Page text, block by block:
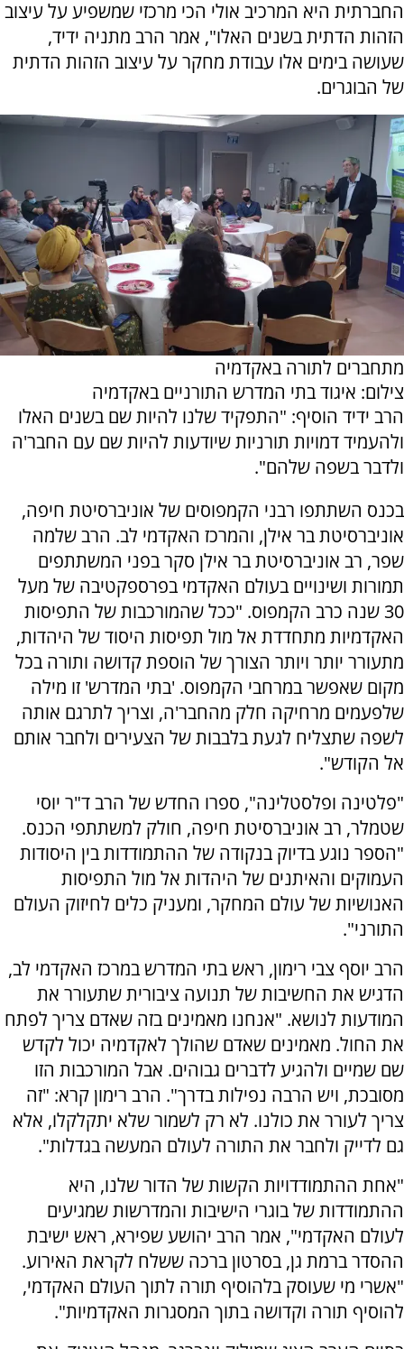
החברתית היא המרכיב אולי הכי מרכזי שמשפיע על עיצוב
הזהות הדתית בשנים האלו", אמר הרב מתניה ידיד,
שעושה בימים אלו עבודת מחקר על עיצוב הזהות הדתית
של הבוגרים.
מתחברים לתורה באקדמיה
צילום: איגוד בתי המדרש התורניים באקדמיה
הרב ידיד הוסיף: "התפקיד שלנו להיות שם בשנים האלו
ולהעמיד דמויות תורניות שיודעות להיות שם עם החבר'ה
ולדבר בשפה שלהם".
בכנס השתתפו רבני הקמפוסים של אוניברסיטת חיפה,
אוניברסיטת בר אילן, והמרכז האקדמי לב. הרב שלמה
שפר, רב אוניברסיטת בר אילן סקר בפני המשתתפים
תמורות ושינויים בעולם האקדמי בפרספקטיבה של מעל
30 שנה כרב הקמפוס. "ככל שהמורכבות של התפיסות
האקדמיות מתחדדת אל מול תפיסות היסוד של היהדות,
מתעורר יותר ויותר הצורך של הוספת קדושה ותורה בכל
מקום שאפשר במרחבי הקמפוס. 'בתי המדרש' זו מילה
שלפעמים מרחיקה חלק מהחבר'ה, וצריך לתרגם אותה
לשפה שתצליח לגעת בלבבות של הצעירים ולחבר אותם
אל הקודש".
"פלטינה ופלסטלינה", ספרו החדש של הרב ד"ר יוסי
שטמלר, רב אוניברסיטת חיפה, חולק למשתתפי הכנס.
"הספר נוגע בדיוק בנקודה של ההתמודדות בין היסודות
העמוקים והאיתנים של היהדות אל מול התפיסות
האנושיות של עולם המחקר, ומעניק כלים לחיזוק העולם
התורני".
הרב יוסף צבי רימון, ראש בתי המדרש במרכז האקדמי לב,
הדגיש את החשיבות של תנועה ציבורית שתעורר את
המודעות לנושא. "אנחנו מאמינים בזה שאדם צריך לפתח
את החול. מאמינים שאדם שהולך לאקדמיה יכול לקדש
שם שמיים ולהגיע לדברים גבוהים. אבל המורכבות הזו
מסובכת, ויש הרבה נפילות בדרך". הרב רימון קרא: "זה
צריך לעורר את כולנו. לא רק לשמור שלא יתקלקלו, אלא
גם לדייק ולחבר את התורה לעולם המעשה בגדלות".
"אחת ההתמודדויות הקשות של הדור שלנו, היא
ההתמודדות של בוגרי הישיבות והמדרשות שמגיעים
לעולם האקדמי", אמר הרב יהושע שפירא, ראש ישיבת
ההסדר ברמת גן, בסרטון ברכה ששלח לקראת האירוע.
"אשרי מי שעוסק בלהוסיף תורה לתוך העולם האקדמי,
להוסיף תורה וקדושה בתוך המסגרות האקדמיות".